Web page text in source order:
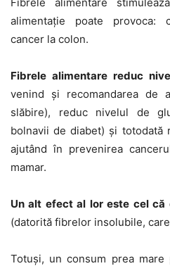
alimentație poate provoca:
cancer la colon.
Fibrele alimentare reduc
venind și recomandarea
slăbire), reduc nivelul de
bolnavii de diabet) și totodată
ajutând în prevenirea
mamar.
Un alt efect al lor este cel
(datorită fibrelor insolubile,
Totuși, un consum prea